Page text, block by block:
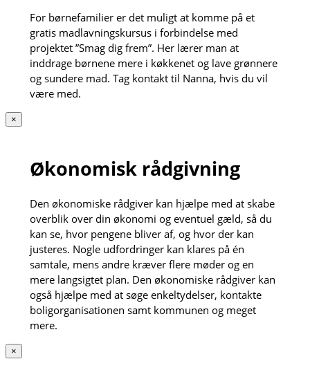
For børnefamilier er det muligt at komme på et
gratis madlavningskursus i forbindelse med
projektet ”Smag dig frem”. Her lærer man at
inddrage børnene mere i køkkenet og lave grønnere
og sundere mad. Tag kontakt til Nanna, hvis du vil
være med.
×
Økonomisk rådgivning
Den økonomiske rådgiver kan hjælpe med at skabe
overblik over din økonomi og eventuel gæld, så du
kan se, hvor pengene bliver af, og hvor der kan
justeres. Nogle udfordringer kan klares på én
samtale, mens andre kræver flere møder og en
mere langsigtet plan. Den økonomiske rådgiver kan
også hjælpe med at søge enkeltydelser, kontakte
boligorganisationen samt kommunen og meget
mere.
×